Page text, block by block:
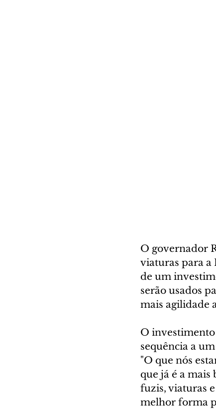
O governador
viaturas para a
de um
serão usados
mais agilidade
O investimento
sequência a
"O que nós
que já é a
fuzis, viaturas
melhor forma